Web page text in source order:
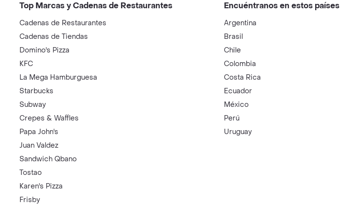
Top Marcas y Cadenas de Restaurantes
Cadenas de Restaurantes
Cadenas de Tiendas
Domino's Pizza
KFC
La Mega Hamburguesa
Starbucks
Subway
Crepes & Waffles
Papa John's
Juan Valdez
Sandwich Qbano
Tostao
Karen's Pizza
Frisby
Encuéntranos en estos países
Argentina
Brasil
Chile
Colombia
Costa Rica
Ecuador
México
Perú
Uruguay